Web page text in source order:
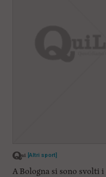
[Altri sport]
A Bologna si sono svolti